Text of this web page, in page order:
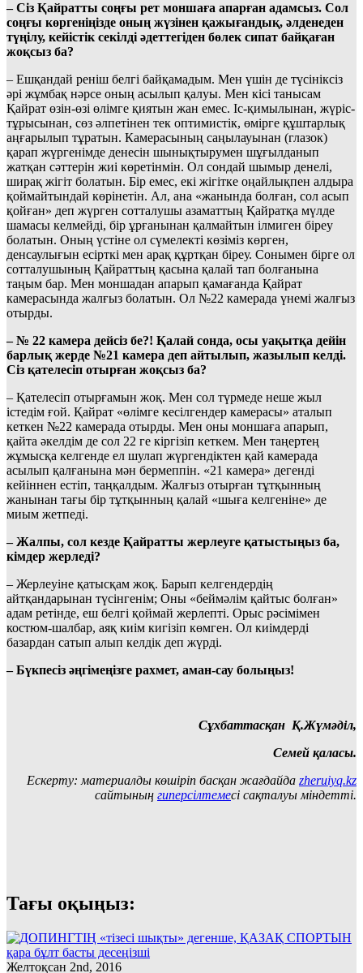
– Сіз Қайратты соңғы рет моншаға апарған адамсыз. Сол
соңғы көргеніңізде оның жүзінен қажығандық, әлденеден
түңілу, кейістік секілді әдеттегіден бөлек сипат байқаған
жоқсыз ба?
– Ешқандай реніш белгі байқамадым. Мен үшін де түсініксіз
әрі жұмбақ нәрсе оның асылып қалуы. Мен кісі танысам
Қайрат өзін-өзі өлімге қиятын жан емес. Іс-қимылынан, жүріс-
тұрысынан, сөз әлпетінен тек оптимистік, өмірге құштарлық
аңғарылып тұратын. Камерасының саңылауынан (глазок)
қарап жүргенімде денесін шынықтырумен шұғылданып
жатқан сәттерін жиі көретінмін. Ол сондай шымыр денелі,
ширақ жігіт болатын. Бір емес, екі жігітке оңайлықпен алдыра
қоймайтындай көрінетін. Ал, ана «жанында болған, сол асып
қойған» деп жүрген сотталушы азаматтың Қайратқа мүлде
шамасы келмейді, бір ұрғанынан қалмайтын ілмиген біреу
болатын. Оның үстіне ол сүмелекті көзіміз көрген,
денсаулығын есірткі мен арақ құртқан біреу. Сонымен бірге ол
сотталушының Қайраттың қасына қалай тап болғанына
таңым бар. Мен моншадан апарып қамағанда Қайрат
камерасында жалғыз болатын. Ол №22 камерада үнемі жалғыз
отырды.
– № 22 камера дейсіз бе?! Қалай сонда, осы уақытқа дейін
барлық жерде №21 камера деп айтылып, жазылып келді.
Сіз қателесіп отырған жоқсыз ба?
– Қателесіп отырғамын жоқ. Мен сол түрмеде неше жыл
істедім ғой. Қайрат «өлімге кесілгендер камерасы» аталып
кеткен №22 камерада отырды. Мен оны моншаға апарып,
қайта әкелдім де сол 22 ге кіргізіп кеткем. Мен таңертең
жұмысқа келгенде ел шулап жүргендіктен қай камерада
асылып қалғанына мән бермеппін. «21 камера» дегенді
кейіннен естіп, таңқалдым. Жалғыз отырған тұтқынның
жанынан тағы бір тұтқынның қалай «шыға келгеніне» де
миым жетпеді.
– Жалпы, сол кезде Қайратты жерлеуге қатыстыңыз ба,
кімдер жерледі?
– Жерлеуіне қатысқам жоқ. Барып келгендердің
айтқандарынан түсінгенім; Оны «беймәлім қайтыс болған»
адам ретінде, еш белгі қоймай жерлепті. Орыс рәсімімен
костюм-шалбар, аяқ киім кигізіп көмген. Ол киімдерді
базардан сатып алып келдік деп жүрді.
– Бүкпесіз әңгімеңізге рахмет, аман-сау болыңыз!
Сұхбаттасқан Қ.Жүмәділ,
Семей қаласы.
Ескерту: материалды көшіріп басқан жағдайда zheruiyq.kz
сайтының гиперсілтемесі сақталуы міндетті.
Тағы оқыңыз:
Желтоқсан 2nd, 2016